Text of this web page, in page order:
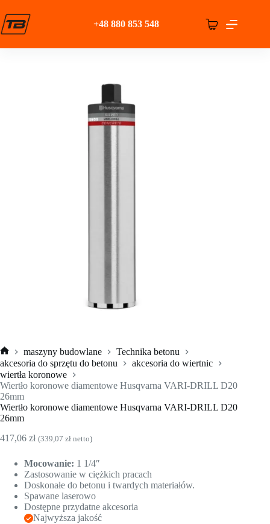
do
treści
+48 880 853 548 Koszyk
Strona
główna
maszyny budowlane
Technika betonu
akcesoria do sprzętu do betonu
akcesoria do wiertnic
wiertła koronowe
Wiertło koronowe diamentowe Husqvarna VARI-DRILL D20
26mm
Wiertło koronowe diamentowe Husqvarna VARI-DRILL D20
26mm
417,06 zł (339,07 zł netto)
Mocowanie: 1 1/4″
Zastosowanie w ciężkich pracach
Doskonałe do betonu i twardych materiałów.
Spawane laserowo
Dostępne przydatne akcesoria
Najwyższa jakość